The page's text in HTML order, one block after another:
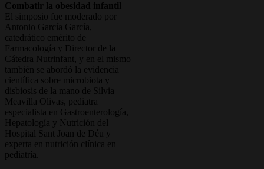
Combatir la obesidad infantil
El simposio fue moderado por
Antonio García García,
catedrático emérito de
Farmacología y Director de la
Cátedra Nutrinfant, y en el mismo
también se abordó la evidencia
científica sobre microbiota y
disbiosis de la mano de Silvia
Meavilla Olivas, pediatra
especialista en Gastroenterología,
Hepatología y Nutrición del
Hospital Sant Joan de Déu y
experta en nutrición clínica en
pediatría.